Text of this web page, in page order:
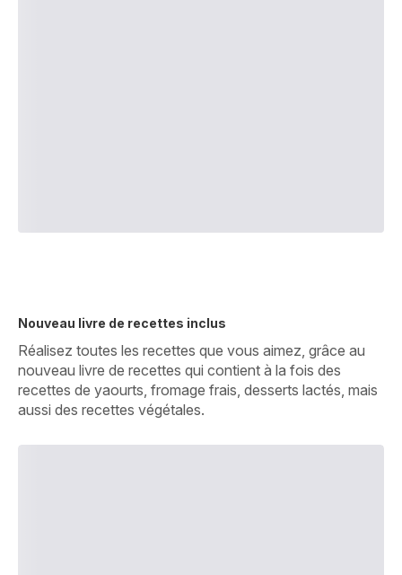
Nouveau livre de recettes inclus
Réalisez toutes les recettes que vous aimez, grâce au
nouveau livre de recettes qui contient à la fois des
recettes de yaourts, fromage frais, desserts lactés, mais
aussi des recettes végétales.